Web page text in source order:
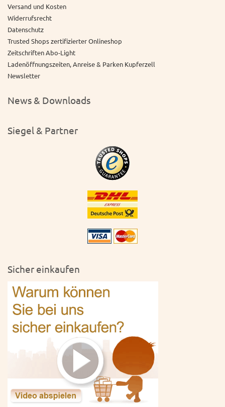
Versand und Kosten
Widerrufsrecht
Datenschutz
Trusted Shops zertifizierter Onlineshop
Zeitschriften Abo-Light
Ladenöffnungszeiten, Anreise & Parken Kupferzell
Newsletter
News & Downloads
Siegel & Partner
Sicher einkaufen